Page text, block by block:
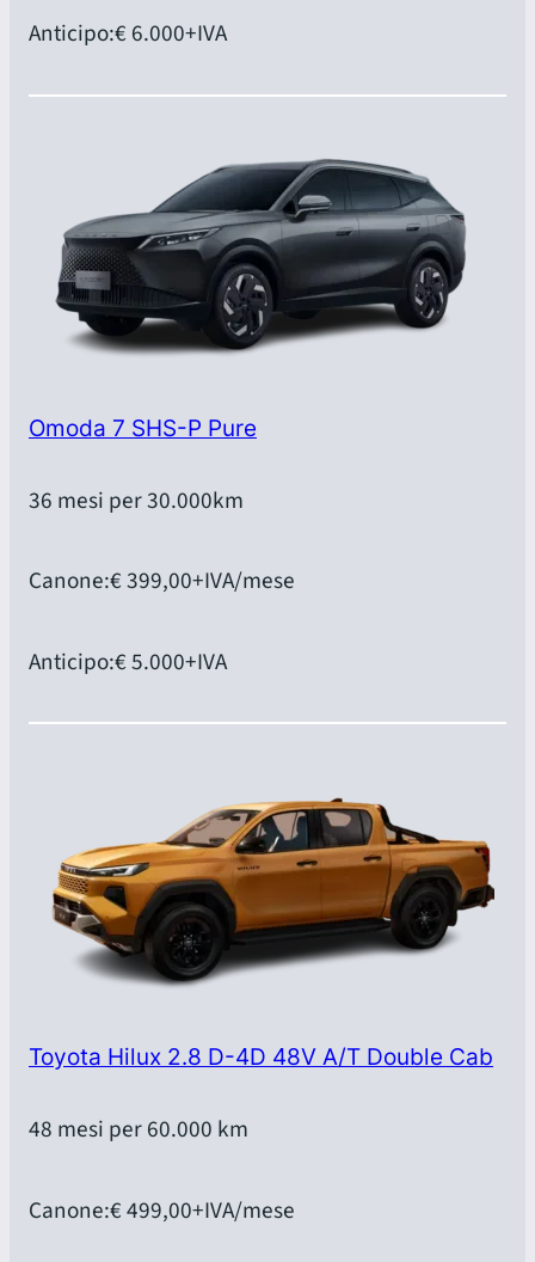
Anticipo:€ 6.000+IVA
Omoda 7 SHS-P Pure
36 mesi per 30.000km
Canone:€ 399,00+IVA/mese
Anticipo:€ 5.000+IVA
Toyota Hilux 2.8 D-4D 48V A/T Double Cab
48 mesi per 60.000 km
Canone:€ 499,00+IVA/mese